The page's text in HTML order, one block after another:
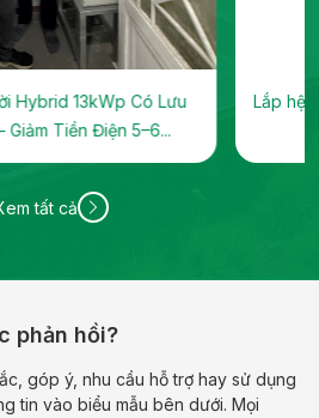
Hybrid 13kWp Có Lưu
Giảm Tiền Điện 5–6...
Lắp hệ
tất cả
phản hồi?
góp ý, nhu cầu hỗ trợ hay sử dụng
tin vào biểu mẫu bên dưới. Mọi